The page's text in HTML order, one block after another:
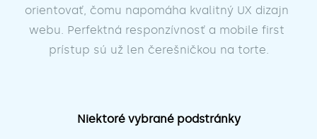
orientovať, čomu napomáha kvalitný UX dizajn
webu. Perfektná responzívnosť a mobile first
prístup sú už len čerešničkou na torte.
Niektoré vybrané podstránky